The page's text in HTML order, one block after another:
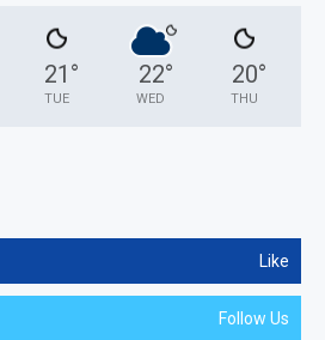
21 °
TUE
22°
WED
20°
THU
Like
Follow Us